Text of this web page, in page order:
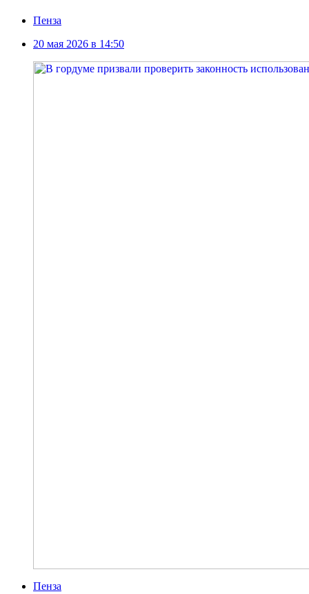
Пенза
20 мая 2026 в 14:50
Пенза